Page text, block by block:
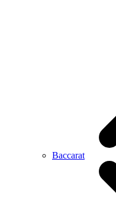
Baccarat